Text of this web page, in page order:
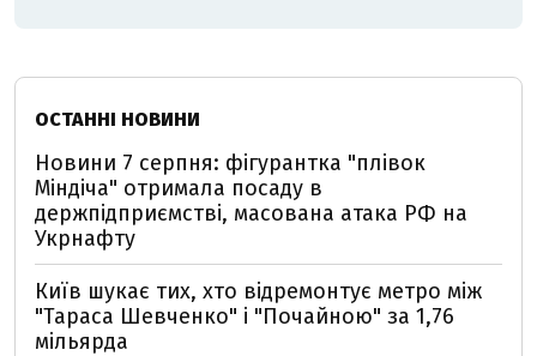
ОСТАННІ НОВИНИ
Новини 7 серпня: фігурантка "плівок
Міндіча" отримала посаду в
держпідприємстві, масована атака РФ на
Укрнафту
Київ шукає тих, хто відремонтує метро між
"Тараса Шевченко" і "Почайною" за 1,76
мільярда